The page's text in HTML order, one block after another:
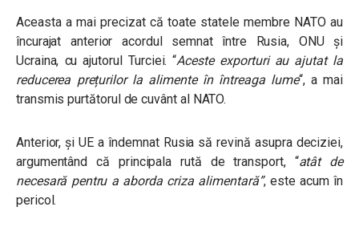
Aceasta a mai precizat că toate statele membre NATO au
încurajat anterior acordul semnat între Rusia, ONU și
Ucraina, cu ajutorul Turciei. “Aceste exporturi au ajutat la
reducerea prețurilor la alimente în întreaga lume“, a mai
transmis purtătorul de cuvânt al NATO.
Anterior, și UE a îndemnat Rusia să revină asupra deciziei,
argumentând că principala rută de transport, “atât de
necesară pentru a aborda criza alimentară”, este acum în
pericol.